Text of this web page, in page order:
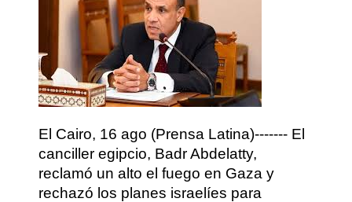
El Cairo, 16 ago (Prensa Latina)------- El
canciller egipcio, Badr Abdelatty,
reclamó un alto el fuego en Gaza y
rechazó los planes israelíes para